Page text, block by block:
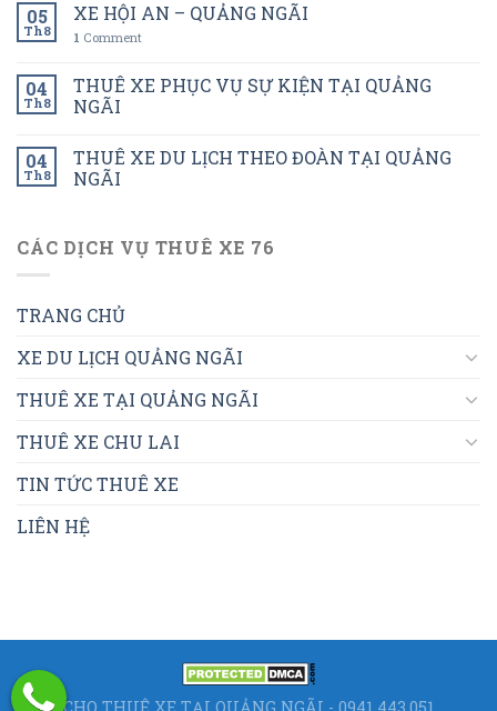
05
Th8
XE HỘI AN – QUẢNG NGÃI
1 Comment
04
Th8
THUÊ XE PHỤC VỤ SỰ KIỆN TẠI QUẢNG
NGÃI
04
Th8
THUÊ XE DU LỊCH THEO ĐOÀN TẠI QUẢNG
NGÃI
CÁC DỊCH VỤ THUÊ XE 76
TRANG CHỦ
XE DU LỊCH QUẢNG NGÃI
THUÊ XE TẠI QUẢNG NGÃI
THUÊ XE CHU LAI
TIN TỨC THUÊ XE
LIÊN HỆ
CHO THUÊ XE TẠI QUẢNG NGÃI - 0941.443.051